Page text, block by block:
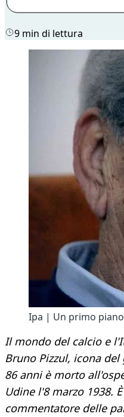
9 min di lettura
Ipa | Un primo
Il mondo del calcio e
Bruno Pizzul, icona
86 anni è morto
Udine l'8 marzo 1938.
commentatore delle